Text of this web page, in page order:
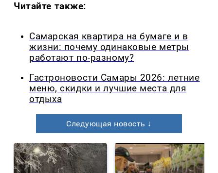
Читайте также:
Самарская квартира на бумаге и в
жизни: почему одинаковые метры
работают по-разному?
Гастроновости Самары 2026: летние
меню, скидки и лучшие места для
отдыха
Следующая новость ↓